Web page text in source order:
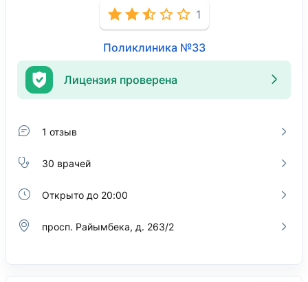
1
Поликлиника №33
Лицензия проверена
1 отзыв
30 врачей
Открыто до 20:00
просп. Райымбека, д. 263/2